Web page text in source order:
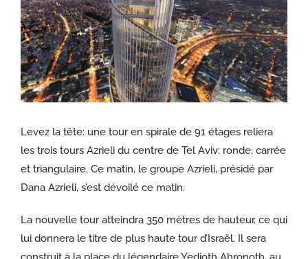
Levez la tête: une tour en spirale de 91 étages reliera
les trois tours Azrieli du centre de Tel Aviv: ronde, carrée
et triangulaire. Ce matin, le groupe Azrieli, présidé par
Dana Azrieli, s’est dévoilé ce matin.
La nouvelle tour atteindra 350 mètres de hauteur, ce qui
lui donnera le titre de plus haute tour d’Israël. Il sera